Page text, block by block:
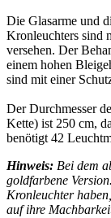
Die Glasarme und
Kronleuchters sind
versehen. Der
einem hohen
sind mit einer
Der Durchmesser
Kette) ist 250 cm,
benötigt 42
Hinweis: Bei dem
goldfarbene
Kronleuchter
auf ihre